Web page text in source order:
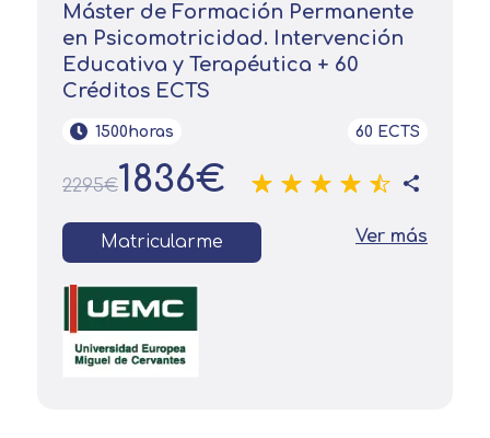
Máster de Formación Permanente
en Psicomotricidad. Intervención
Educativa y Terapéutica + 60
Créditos ECTS
1500horas 60 ECTS
2295€1836€
Matricularme Ver más
Solicitar
información